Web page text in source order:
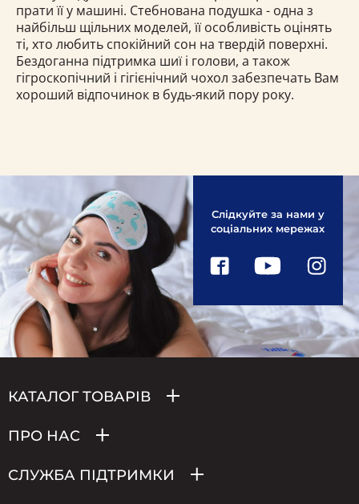
прати її у машині. Стебнована подушка - одна з
найбільш щільних моделей, її особливість оцінять
ті, хто любить спокійний сон на твердій поверхні.
Бездоганна підтримка шиї і голови, а також
гігроскопічний і гігієнічний чохол забезпечать Вам
хороший відпочинок в будь-який пору року.
Слідкуйте за нами у
соціальних мережах
КАТАЛОГ ТОВАРІВ
ПРО НАС
СЛУЖБА ПІДТРИМКИ